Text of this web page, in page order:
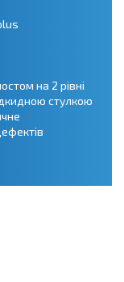
на 2 рівні
стулкою